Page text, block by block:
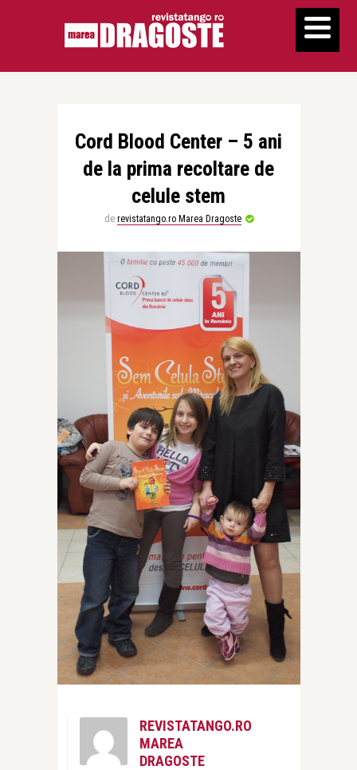
Cord Blood Center – 5 ani
de la prima recoltare de
celule stem
de revistatango.ro Marea Dragoste
REVISTATANGO.RO
MAREA
DRAGOSTE